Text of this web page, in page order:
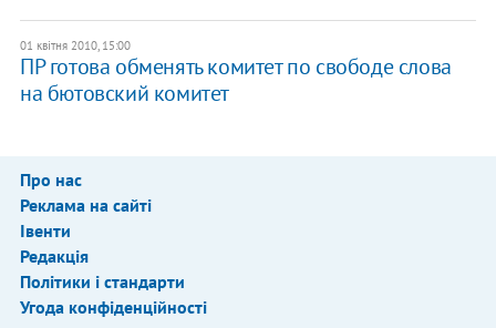
01 квітня 2010, 15:00
ПР готова обменять комитет по свободе слова
на бютовский комитет
Про нас
Реклама на сайті
Івенти
Редакція
Політики і стандарти
Угода конфіденційності